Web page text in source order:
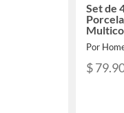
Set de
Por
$